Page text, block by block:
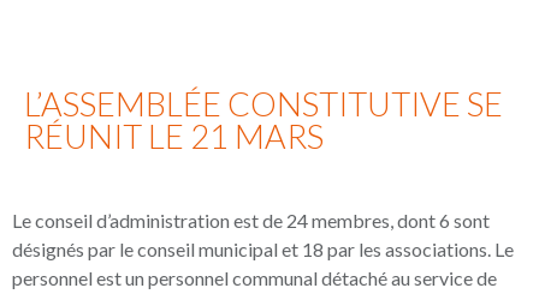
L’ASSEMBLÉE CONSTITUTIVE SE
RÉUNIT LE 21 MARS
Le conseil d’administration est de 24 membres, dont 6 sont
désignés par le conseil municipal et 18 par les associations. Le
personnel est un personnel communal détaché au service de